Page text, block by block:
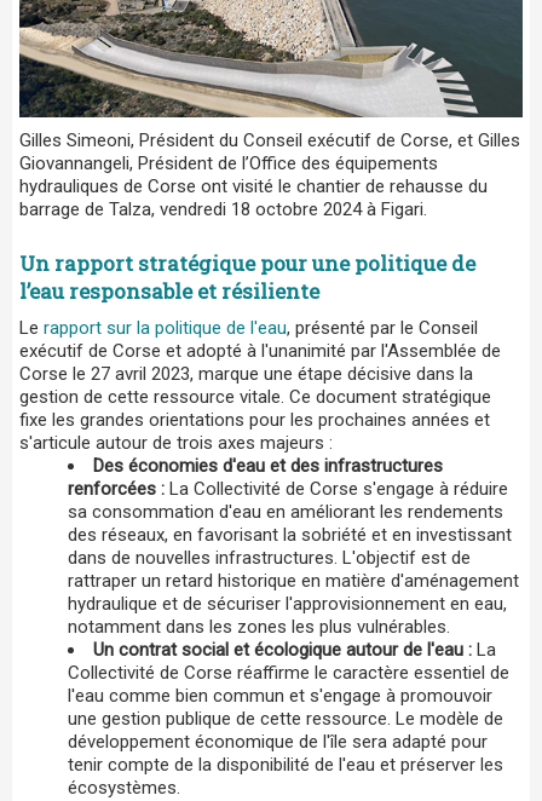
Gilles Simeoni, Président du Conseil exécutif de Corse, et Gilles
Giovannangeli, Président de l’Office des équipements
hydrauliques de Corse ont visité le chantier de rehausse du
barrage de Talza, vendredi 18 octobre 2024 à Figari.
Un rapport stratégique pour une politique de
l’eau responsable et résiliente
Le rapport sur la politique de l'eau, présenté par le Conseil
exécutif de Corse et adopté à l'unanimité par l'Assemblée de
Corse le 27 avril 2023, marque une étape décisive dans la
gestion de cette ressource vitale. Ce document stratégique
fixe les grandes orientations pour les prochaines années et
s'articule autour de trois axes majeurs :
Des économies d'eau et des infrastructures
renforcées : La Collectivité de Corse s'engage à réduire
sa consommation d'eau en améliorant les rendements
des réseaux, en favorisant la sobriété et en investissant
dans de nouvelles infrastructures. L'objectif est de
rattraper un retard historique en matière d'aménagement
hydraulique et de sécuriser l'approvisionnement en eau,
notamment dans les zones les plus vulnérables.
Un contrat social et écologique autour de l'eau : La
Collectivité de Corse réaffirme le caractère essentiel de
l'eau comme bien commun et s'engage à promouvoir
une gestion publique de cette ressource. Le modèle de
développement économique de l'île sera adapté pour
tenir compte de la disponibilité de l'eau et préserver les
écosystèmes.